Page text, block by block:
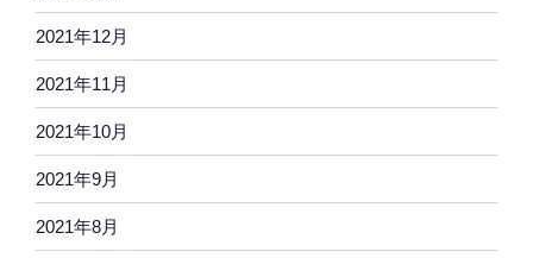
2021年12月
2021年11月
2021年10月
2021年9月
2021年8月